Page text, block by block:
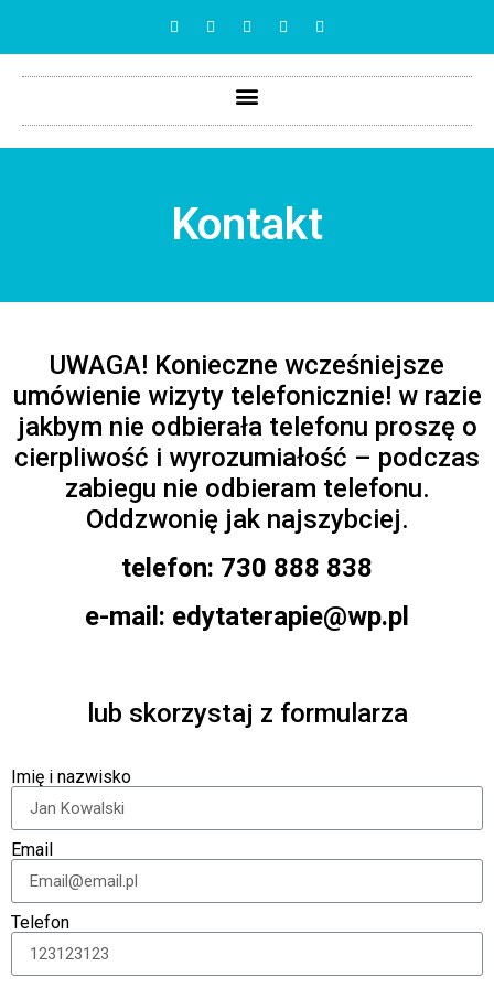
Kontakt
UWAGA! Konieczne wcześniejsze
umówienie wizyty telefonicznie! w razie
jakbym nie odbierała telefonu proszę o
cierpliwość i wyrozumiałość – podczas
zabiegu nie odbieram telefonu.
Oddzwonię jak najszybciej.
telefon: 730 888 838
e-mail: edytaterapie@wp.pl
lub skorzystaj z formularza
Imię i nazwisko
Email
Telefon